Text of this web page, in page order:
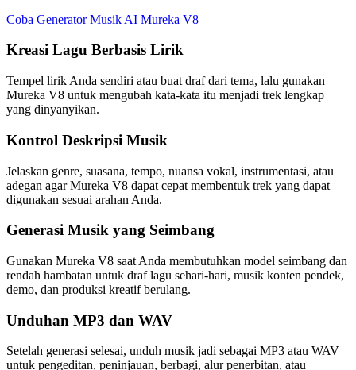
Coba Generator Musik AI Mureka V8
Kreasi Lagu Berbasis Lirik
Tempel lirik Anda sendiri atau buat draf dari tema, lalu gunakan
Mureka V8 untuk mengubah kata-kata itu menjadi trek lengkap
yang dinyanyikan.
Kontrol Deskripsi Musik
Jelaskan genre, suasana, tempo, nuansa vokal, instrumentasi, atau
adegan agar Mureka V8 dapat cepat membentuk trek yang dapat
digunakan sesuai arahan Anda.
Generasi Musik yang Seimbang
Gunakan Mureka V8 saat Anda membutuhkan model seimbang dan
rendah hambatan untuk draf lagu sehari-hari, musik konten pendek,
demo, dan produksi kreatif berulang.
Unduhan MP3 dan WAV
Setelah generasi selesai, unduh musik jadi sebagai MP3 atau WAV
untuk pengeditan, peninjauan, berbagi, alur penerbitan, atau